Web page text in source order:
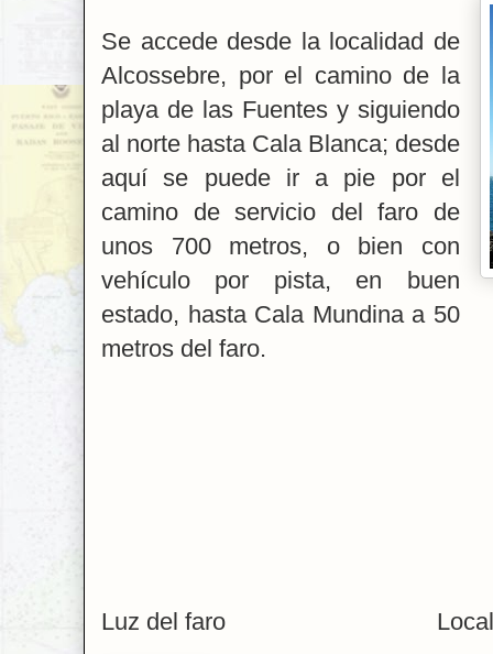
Se accede desde la localidad de
Alcossebre, por el camino de la
playa de las Fuentes y siguiendo
al norte hasta Cala Blanca; desde
aquí se puede ir a pie por el
camino de servicio del faro de
unos 700 metros, o bien con
vehículo por pista, en buen
estado, hasta Cala Mundina a 50
metros del faro.
Luz del faro